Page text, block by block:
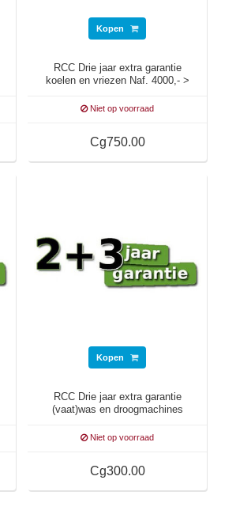
Kopen
RCC Drie jaar extra garantie
koelen en vriezen Naf. 4000,- >
Niet op voorraad
Cg750.00
Kopen
RCC Drie jaar extra garantie
(vaat)was en droogmachines
Niet op voorraad
Cg300.00